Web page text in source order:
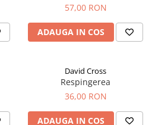
57,00 RON
ADAUGA IN COS
David Cross
Respingerea
36,00 RON
ADAUGA IN COS